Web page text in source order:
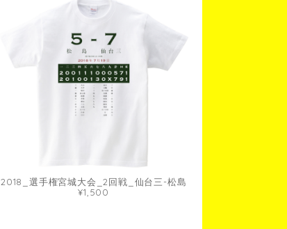
2018_選手権宮城大会_2回戦_仙台三-松島
¥1,500